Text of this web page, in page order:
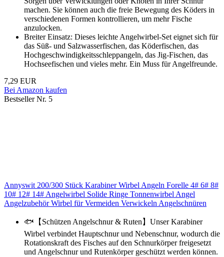
machen. Sie können auch die freie Bewegung des Köders in
verschiedenen Formen kontrollieren, um mehr Fische
anzulocken.
Breiter Einsatz: Dieses leichte Angelwirbel-Set eignet sich für
das Süß- und Salzwasserfischen, das Köderfischen, das
Hochgeschwindigkeitsschleppangeln, das Jig-Fischen, das
Hochseefischen und vieles mehr. Ein Muss für Angelfreunde.
7,29 EUR
Bei Amazon kaufen
Bestseller Nr. 5
Annyswit 200/300 Stück Karabiner Wirbel Angeln Forelle 4# 6# 8#
10# 12# 14# Angelwirbel Solide Ringe Tonnenwirbel Angel
Angelzubehör Wirbel für Vermeiden Verwickeln Angelschnüren
🐟【Schützen Angelschnur & Ruten】Unser Karabiner
Wirbel verbindet Hauptschnur und Nebenschnur, wodurch die
Rotationskraft des Fisches auf den Schnurkörper freigesetzt
und Angelschnur und Rutenkörper geschützt werden können.